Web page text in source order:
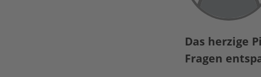
Das herzige
Fragen